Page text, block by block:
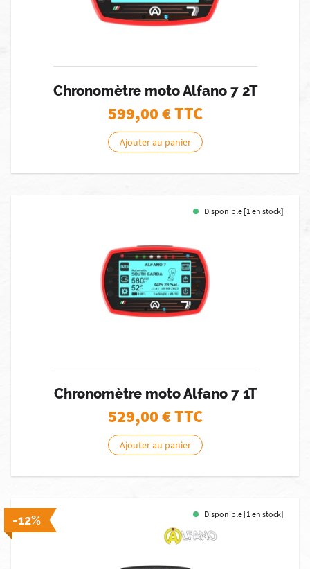
Chronomètre moto Alfano 7 2T
599,00€ TTC
Ajouter au panier
Disponible [1 en stock]
Chronomètre moto Alfano 7 1T
529,00€ TTC
Ajouter au panier
-12% Disponible [1 en stock]